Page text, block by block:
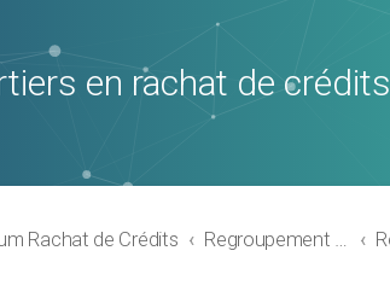
en rachat de crédits
Rachat de Crédits Regroupement de crédits ou Rachat de Crédits pour Propriétaire